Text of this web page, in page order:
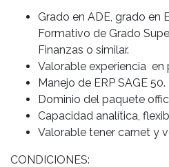
Grado en ADE, grado en
Formativo de Grado
Finanzas o similar.
Valorable experiencia
Manejo de ERP SAGE 50.
Dominio del paquete
Capacidad analítica,
Valorable tener carnet y
CONDICIONES: